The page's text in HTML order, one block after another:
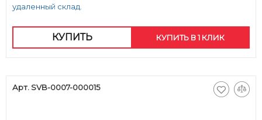
удаленный склад.
КУПИТЬ КУПИТЬ В 1 КЛИК
Арт. SVB-0007-000015